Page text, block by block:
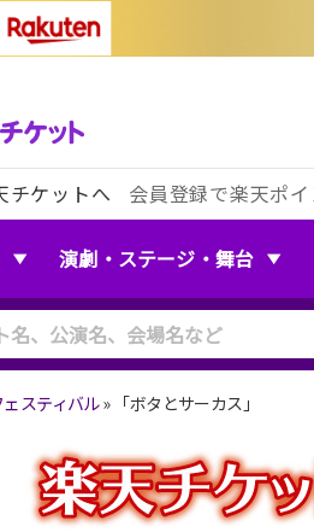
チケットへ 会員登録で楽天ポイ
演劇・ステージ・舞台
スティバル» 「ボタとサーカス」